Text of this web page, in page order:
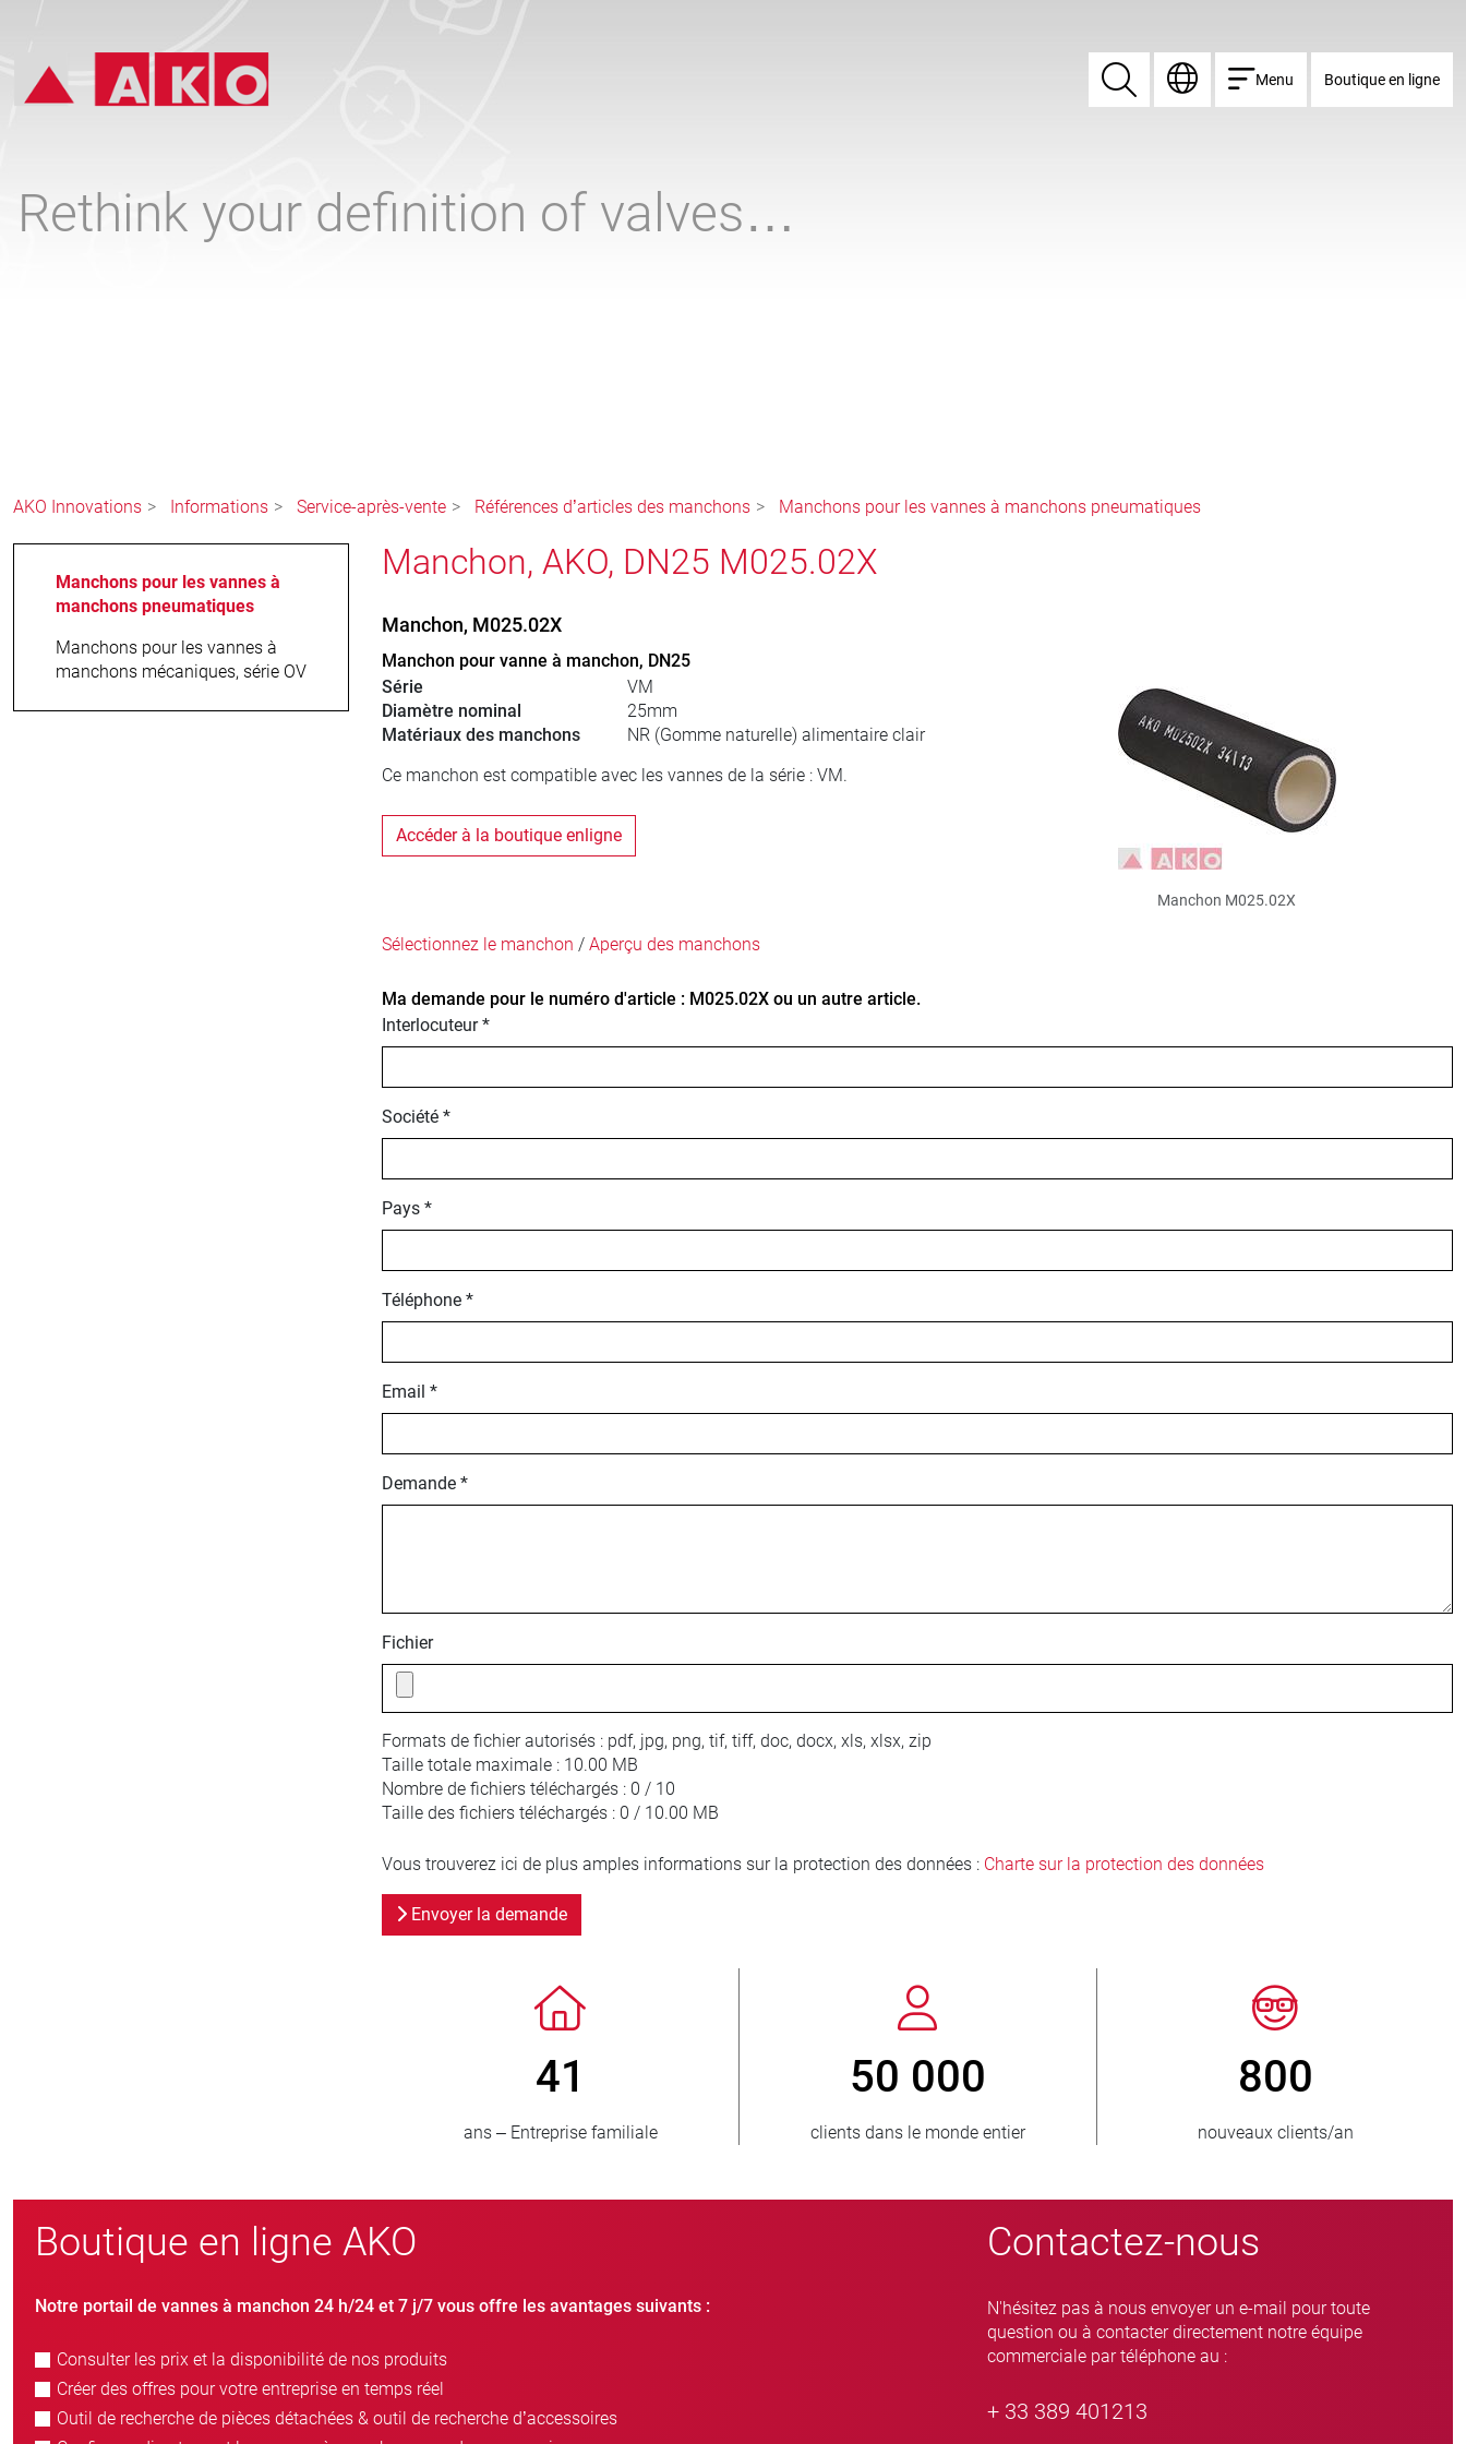
Rechercher
Rechercher Menu Boutique en ligne
Rethink your definition of valves…
AKO Innovations Informations Service-après-vente Références d’articles des manchons Manchons pour les vannes à manchons pneumatiques
Manchons pour les vannes à
manchons pneumatiques
Manchons pour les vannes à
manchons mécaniques, série OV
Manchon, AKO, DN25 M025.02X
Manchon, M025.02X
Manchon pour vanne à manchon, DN25
Série
VM
Diamètre nominal
25mm
Matériaux des manchons
NR (Gomme naturelle) alimentaire clair
Ce manchon est compatible avec les vannes de la série : VM.
Accéder à la boutique enligne
Manchon M025.02X
Sélectionnez le manchon / Aperçu des manchons
Ma demande pour le numéro d'article : M025.02X ou un autre article.
Interlocuteur *
Société *
Pays *
Téléphone *
Email *
Demande *
Fichier
Formats de fichier autorisés : pdf, jpg, png, tif, tiff, doc, docx, xls, xlsx, zip
Taille totale maximale : 10.00 MB
Nombre de fichiers téléchargés : 0 / 10
Taille des fichiers téléchargés : 0 / 10.00 MB
Vous trouverez ici de plus amples informations sur la protection des données : Charte sur la protection des données
Envoyer la demande
> 3 500 000
unités vendues
150
pays approvisionnés
> 15 000
variantes de vannes à manchon
Boutique en ligne AKO
Notre portail de vannes à manchon 24 h/24 et 7 j/7 vous offre les avantages suivants :
Consulter les prix et la disponibilité de nos produits
Créer des offres pour votre entreprise en temps réel
Outil de recherche de pièces détachées & outil de recherche d’accessoires
Contactez-nous
N'hésitez pas à nous envoyer un e-mail pour toute
question ou à contacter directement notre équipe
commerciale par téléphone au :
+ 33 389 401213